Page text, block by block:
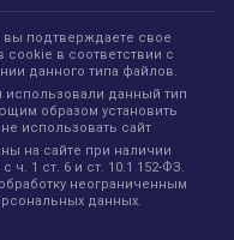
вы подтверждаете свое
cookie в соответствии с
данного типа файлов.
данный тип
образом установить
использовать сайт
на сайте при наличии
ч. 1 ст. 6 и ст. 10.1 152-ФЗ.
неограниченным
данных.